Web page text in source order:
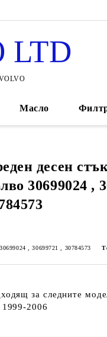
LTD
Масло
десен
30699024 ,
30699024 , 30699721 , 30784573
за следните
1999-2006